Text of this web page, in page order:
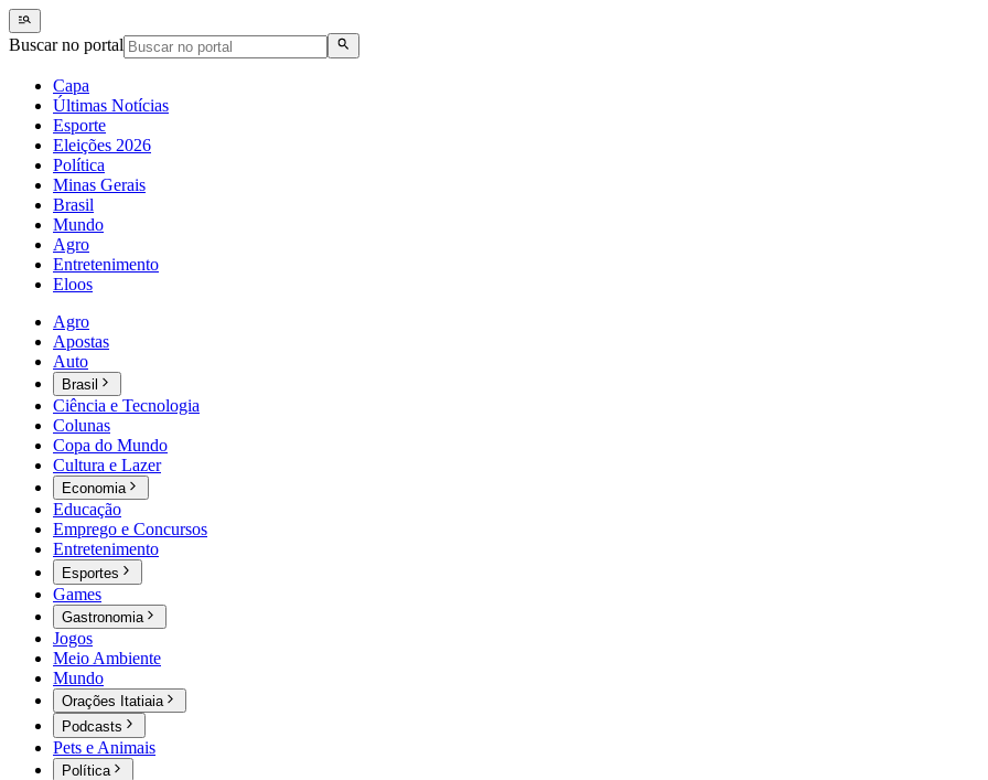
Buscar no portal
Capa
Últimas Notícias
Esporte
Eleições 2026
Política
Minas Gerais
Brasil
Mundo
Agro
Entretenimento
Eloos
Agro
Apostas
Auto
Brasil
Ciência e Tecnologia
Colunas
Copa do Mundo
Cultura e Lazer
Economia
Educação
Emprego e Concursos
Entretenimento
Esportes
Games
Gastronomia
Jogos
Meio Ambiente
Mundo
Orações Itatiaia
Podcasts
Pets e Animais
Política